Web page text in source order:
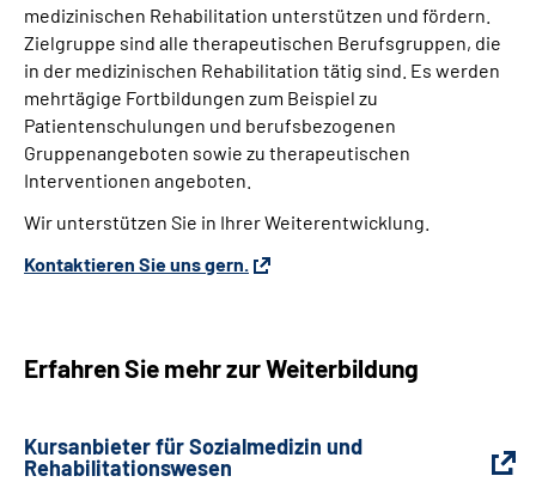
medizinischen Rehabilitation unterstützen und fördern.
Zielgruppe sind alle therapeutischen Berufsgruppen, die
in der medizinischen Rehabilitation tätig sind. Es werden
mehrtägige Fortbildungen zum Beispiel zu
Patientenschulungen und berufsbezogenen
Gruppenangeboten sowie zu therapeutischen
Interventionen angeboten.
Wir unterstützen Sie in Ihrer Weiterentwicklung.
Kontaktieren Sie uns gern.
Erfahren Sie mehr zur Weiterbildung
Kursanbieter für Sozialmedizin und
Rehabilitationswesen